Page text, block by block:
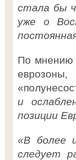
стала бы
уже о
По мнению
и
позиции
«В более
следует